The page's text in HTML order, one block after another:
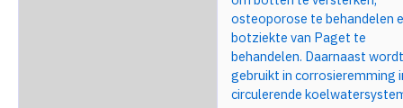
osteoporose te behandelen
botziekte van Paget te
behandelen. Daarnaast
gebruikt in corrosieremming
circulerende